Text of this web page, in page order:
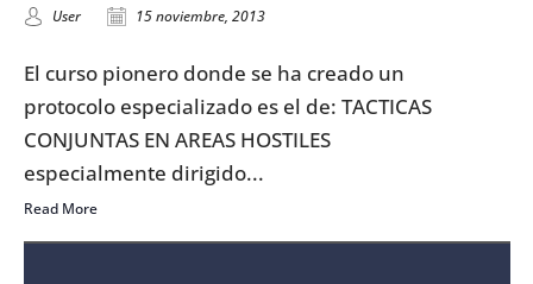
User 15 noviembre, 2013
El curso pionero donde se ha creado un
protocolo especializado es el de: TACTICAS
CONJUNTAS EN AREAS HOSTILES
especialmente dirigido...
Read More